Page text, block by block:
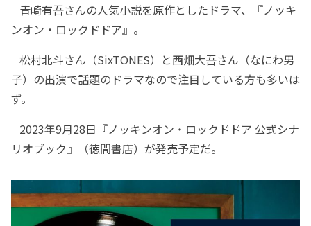
青崎有吾さんの人気小説を原作としたドラマ、『ノッキ
ンオン・ロックドドア』。
松村北斗さん（SixTONES）と西畑大吾さん（なにわ男
子）の出演で話題のドラマなので注目している方も多いは
ず。
2023年9月28日『ノッキンオン・ロックドドア 公式シナ
リオブック』（徳間書店）が発売予定だ。